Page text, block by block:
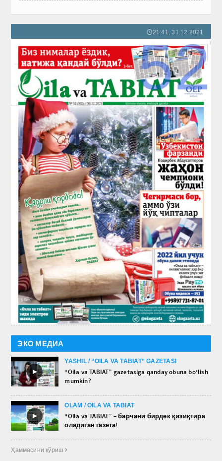
🕔21:41, 31.12.2021
52
ЭКО МЕДИА
►
YASHIL / “OILA VA TABIAT” GAZETASI
“Oila va TABIAT” gazetasiga qanday obuna bo‘lish
mumkin?
►
OLAM / OILA VA TABIAT
“Oila va TABIAT” – барчани бирдек қизиқтира
оладиган газета!
Ҳаммасини кўриш 